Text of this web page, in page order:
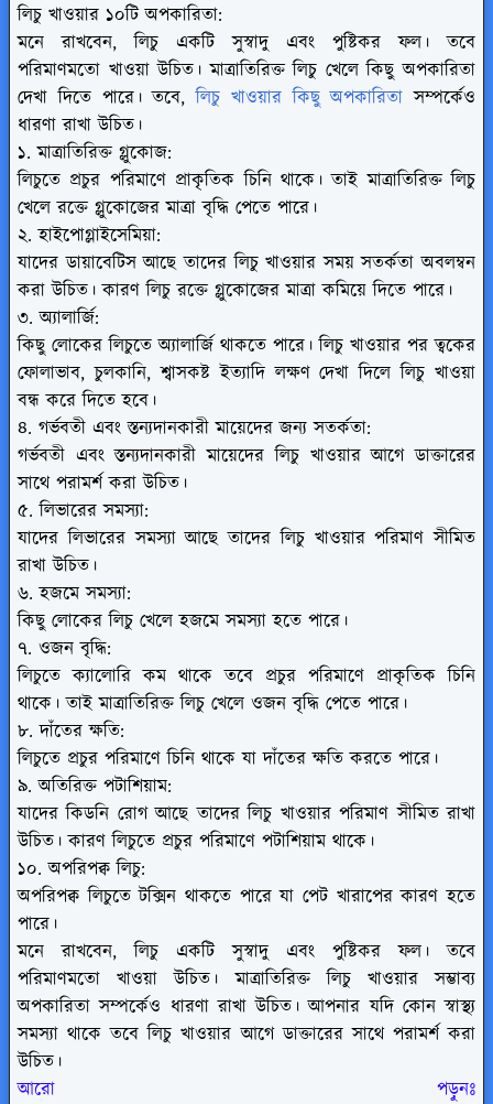
লিচু খাওয়ার ১০টি অপকারিতা:
মনে রাখবেন, লিচু একটি সুস্বাদু এবং পুষ্টিকর ফল। তবে
পরিমাণমতো খাওয়া উচিত। মাত্রাতিরিক্ত লিচু খেলে কিছু অপকারিতা
দেখা দিতে পারে। তবে,লিচু খাওয়ার কিছু অপকারিতা সম্পর্কেও
ধারণা রাখা উচিত।
১. মাত্রাতিরিক্ত গ্লুকোজ:
লিচুতে প্রচুর পরিমাণে প্রাকৃতিক চিনি থাকে। তাই মাত্রাতিরিক্ত লিচু
খেলে রক্তে গ্লুকোজের মাত্রা বৃদ্ধি পেতে পারে।
২. হাইপোগ্লাইসেমিয়া:
যাদের ডায়াবেটিস আছে তাদের লিচু খাওয়ার সময় সতর্কতা অবলম্বন
করা উচিত। কারণ লিচু রক্তে গ্লুকোজের মাত্রা কমিয়ে দিতে পারে।
৩. অ্যালার্জি:
কিছু লোকের লিচুতে অ্যালার্জি থাকতে পারে। লিচু খাওয়ার পর ত্বকের
ফোলাভাব, চুলকানি, শ্বাসকষ্ট ইত্যাদি লক্ষণ দেখা দিলে লিচু খাওয়া
বন্ধ করে দিতে হবে।
৪. গর্ভবতী এবং স্তন্যদানকারী মায়েদের জন্য সতর্কতা:
গর্ভবতী এবং স্তন্যদানকারী মায়েদের লিচু খাওয়ার আগে ডাক্তারের
সাথে পরামর্শ করা উচিত।
৫. লিভারের সমস্যা:
যাদের লিভারের সমস্যা আছে তাদের লিচু খাওয়ার পরিমাণ সীমিত
রাখা উচিত।
৬. হজমে সমস্যা:
কিছু লোকের লিচু খেলে হজমে সমস্যা হতে পারে।
৭. ওজন বৃদ্ধি:
লিচুতে ক্যালোরি কম থাকে তবে প্রচুর পরিমাণে প্রাকৃতিক চিনি
থাকে। তাই মাত্রাতিরিক্ত লিচু খেলে ওজন বৃদ্ধি পেতে পারে।
৮. দাঁতের ক্ষতি:
লিচুতে প্রচুর পরিমাণে চিনি থাকে যা দাঁতের ক্ষতি করতে পারে।
৯. অতিরিক্ত পটাশিয়াম:
যাদের কিডনি রোগ আছে তাদের লিচু খাওয়ার পরিমাণ সীমিত রাখা
উচিত। কারণ লিচুতে প্রচুর পরিমাণে পটাশিয়াম থাকে।
১০. অপরিপক্ব লিচু:
অপরিপক্ব লিচুতে টক্সিন থাকতে পারে যা পেট খারাপের কারণ হতে
পারে।
মনে রাখবেন, লিচু একটি সুস্বাদু এবং পুষ্টিকর ফল। তবে
পরিমাণমতো খাওয়া উচিত। মাত্রাতিরিক্ত লিচু খাওয়ার সম্ভাব্য
অপকারিতা সম্পর্কেও ধারণা রাখা উচিত। আপনার যদি কোন স্বাস্থ্য
সমস্যা থাকে তবে লিচু খাওয়ার আগে ডাক্তারের সাথে পরামর্শ করা
উচিত।
আরো পড়ুনঃ